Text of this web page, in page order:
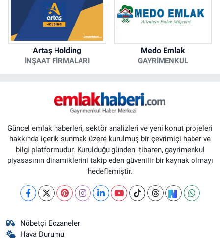
Artaş Holding
İNŞAAT FIRMALARI
Medo Emlak
GAYRIMENKUL
Güncel emlak haberleri, sektör analizleri ve yeni konut projeleri
hakkında içerik sunmak üzere kurulmuş bir çevrimiçi haber ve
bilgi platformudur. Kurulduğu günden itibaren, gayrimenkul
piyasasının dinamiklerini takip eden güvenilir bir kaynak olmayı
hedeflemiştir.
Nöbetçi Eczaneler
Hava Durumu